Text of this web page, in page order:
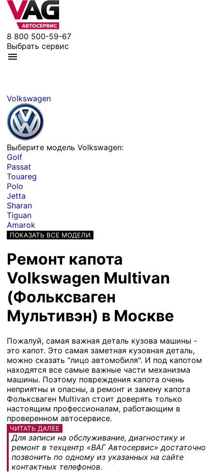
8 800 500-59-67
Выбрать сервис
Volkswagen
Выберите модель Volkswagen:
Golf
Passat
Touareg
Polo
Jetta
Sharan
Tiguan
Amarok
ПОКАЗАТЬ ВСЕ МОДЕЛИ
Ремонт капота
Volkswagen Multivan
(Фольксваген
Мультивэн) в Москве
Пожалуй, самая важная деталь кузова машины -
это капот. Это самая заметная кузовная деталь,
можно сказать "лицо автомобиля". И под капотом
находятся все самые важные части механизма
машины. Поэтому повреждения капота очень
неприятны и опасны, а ремонт и замену капота
Фольксваген Multivan стоит доверять только
настоящим профессионалам, работающим в
проверенном автосервисе.
ЧИТАТЬ ДАЛЕЕ
Для записи на обслуживание, диагностику и
ремонт в техцентр «ВАГ Автосервис» достаточно
позвонить по одному из указанных на сайте
контактных телефонов.